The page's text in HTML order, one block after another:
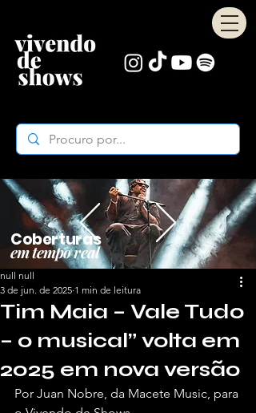
Coberturas
em tempo real
Tim Maia – Vale Tudo
– o musical” volta em
2025 em nova versão
null null
3 de jun. de 2025 1 min de leitura
Por Juan Nobre, da Macete Music, para